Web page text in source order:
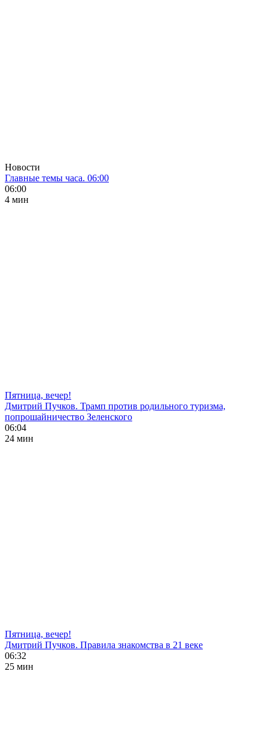
Новости
Главные темы часа. 06:00
06:00
4 мин
Пятница, вечер!
Дмитрий Пучков. Трамп против родильного туризма,
попрошайничество Зеленского
06:04
24 мин
Пятница, вечер!
Дмитрий Пучков. Правила знакомства в 21 веке
06:32
25 мин